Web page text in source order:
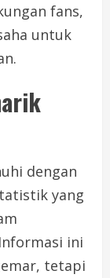
fans,
untuk
dengan
yang
ini
tetapi